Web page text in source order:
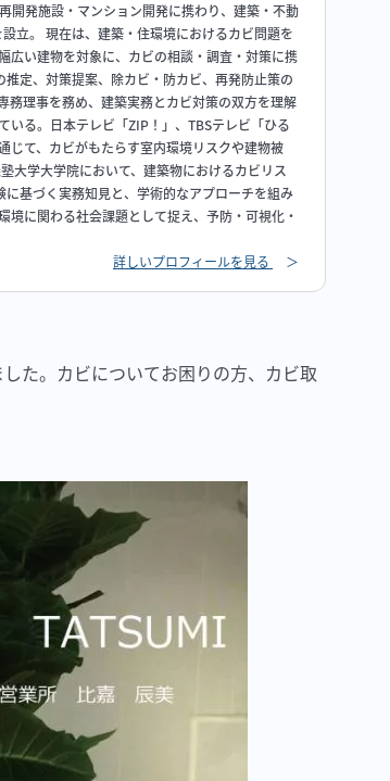
開発施設・マンション開発に携わり、建築・不動
立。 現在は、建築・住環境におけるカビ問題を
広い建物を対象に、カビの相談・調査・対策に携
定、対策提案、除カビ・防カビ、再発防止策の
理事を務め、建築実務とカビ対策の双方を理解
いる。日本テレビ「ZIP！」、TBSテレビ「ひる
じて、カビがもたらす室内環境リスクや建物被
大学大学院において、建築物におけるカビリス
基づく実務知見と、学術的なアプローチを組み
に関わる社会課題として捉え、予防・可視化・
詳しいプロフィールを見る
＞
た。カビについてお困りの方、カビ取